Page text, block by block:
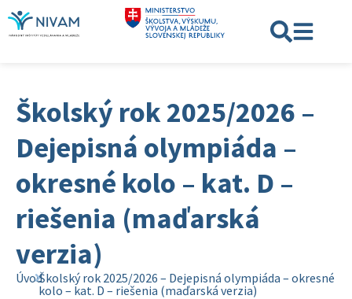
Školský rok 2025/2026 –
Dejepisná olympiáda –
okresné kolo – kat. D –
riešenia (maďarská
verzia)
ÚvodŠkolský rok 2025/2026 – Dejepisná olympiáda – okresné
kolo – kat. D – riešenia (maďarská verzia)